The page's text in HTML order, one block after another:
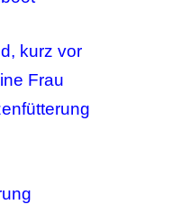
kurz vor
Frau